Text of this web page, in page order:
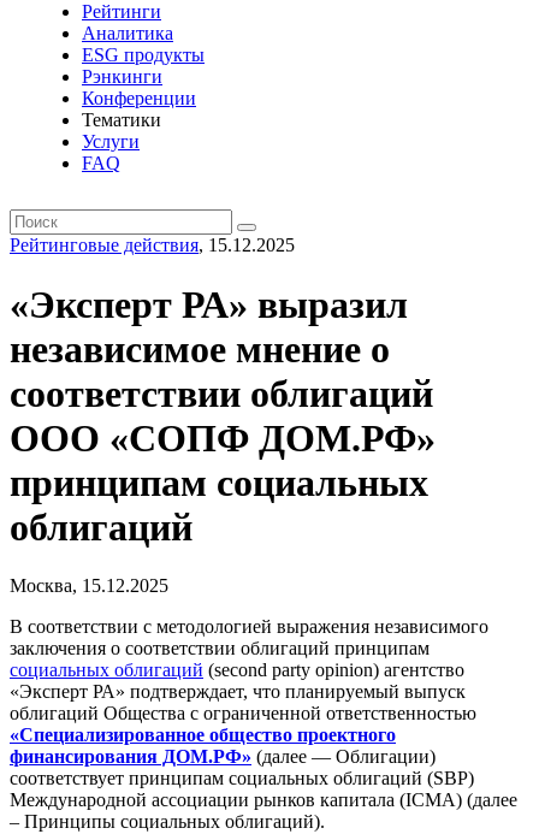
Рейтинги
Аналитика
ESG продукты
Рэнкинги
Конференции
Тематики
Услуги
FAQ
Рейтинговые действия, 15.12.2025
«Эксперт РА» выразил
независимое мнение о
соответствии облигаций
ООО «СОПФ ДОМ.РФ»
принципам социальных
облигаций
Москва, 15.12.2025
В соответствии с методологией выражения независимого
заключения о соответствии облигаций принципам
социальных облигаций (second party opinion) агентство
«Эксперт РА» подтверждает, что планируемый выпуск
облигаций Общества с ограниченной ответственностью
«Специализированное общество проектного
финансирования ДОМ.РФ» (далее — Облигации)
соответствует принципам социальных облигаций (SBP)
Международной ассоциации рынков капитала (ICMA) (далее
– Принципы социальных облигаций).